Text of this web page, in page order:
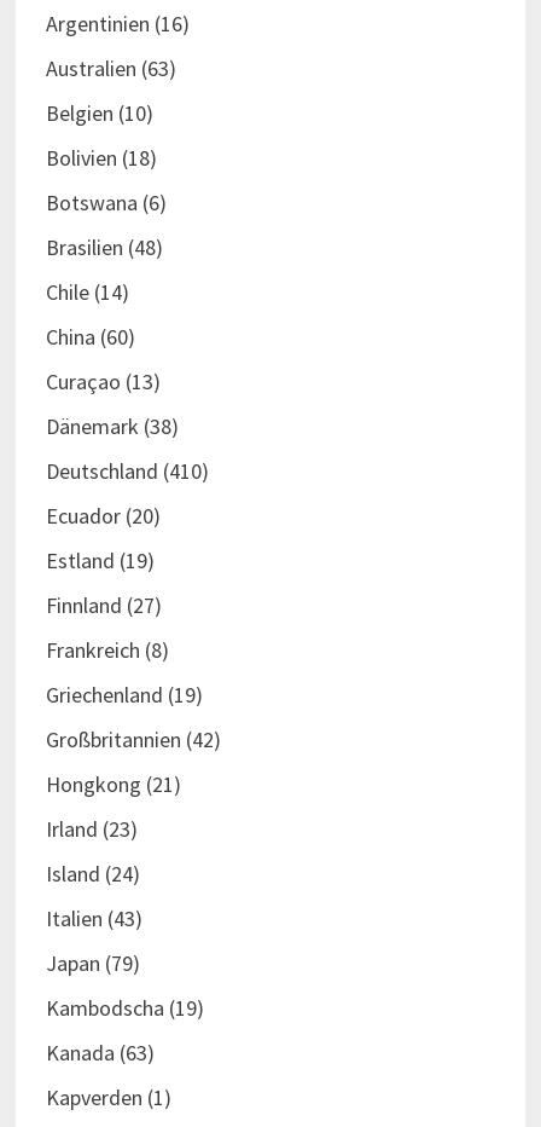
Argentinien (16)
Australien (63)
Belgien (10)
Bolivien (18)
Botswana (6)
Brasilien (48)
Chile(14)
China (60)
Curaçao (13)
Dänemark (38)
Deutschland (410)
Ecuador(20)
Estland (19)
Finnland (27)
Frankreich (8)
Griechenland (19)
Großbritannien (42)
Hongkong (21)
Irland (23)
Island (24)
Italien (43)
Japan (79)
Kambodscha (19)
Kanada (63)
Kapverden (1)